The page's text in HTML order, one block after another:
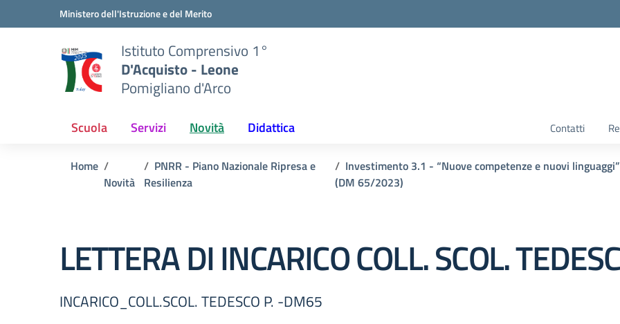
Vai ai contenuti
Vai al menu di navigazioneMinistero dell'Istruzione e del Merito
Istituto Comprensivo 1°
D'Acquisto - Leone
Pomigliano d'Arco
Scuola Servizi Novità Didattica Contatti
Home
Novità
PNRR - Piano Nazionale Ripresa e
Resilienza
Investimento 3.1 - “Nuove competenze e nuovi linguaggi”
(DM 65/2023)
LETTERA DI INCARICO COLL. SCOL.
INCARICO_COLL.SCOL. TEDESCO P. -DM65